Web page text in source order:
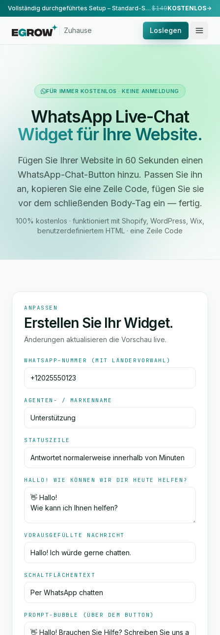
Vollständig durchgeführtes Setup – Standard-Setup, durchgeführt von unserem Team. $149KOSTENLOS
Zuhause Loslegen
FÜR IMMER KOSTENLOS · KEINE ANMELDUNG
WhatsApp Live-Chat
Widget für Ihre Website.
Fügen Sie Ihrer Website in 60 Sekunden einen
WhatsApp-Chat-Button hinzu. Passen Sie ihn
an, kopieren Sie eine Zeile Code, fügen Sie sie
vor dem schließenden Body-Tag ein — fertig.
100% kostenlos · funktioniert mit Shopify, WordPress, Wix,
benutzerdefiniertem HTML · eine Zeile Code
ANPASSEN
Erstellen Sie Ihr Widget.
Änderungen aktualisieren die Vorschau live.
WHATSAPP-NUMMER (MIT LÄNDERVORWAHL)
AGENTEN- / MARKENNAME
STATUSZEILE
HALLO! WIE KÖNNEN WIR DIR HEUTE HELFEN?
VORAUSGEFÜLLTE NACHRICHT
SCHALTFLÄCHENTEXT
PROMPT-BUBBLE (ÜBER DEM BUTTON)